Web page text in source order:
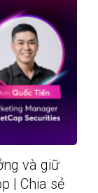
và giữ
| Chia sẻ